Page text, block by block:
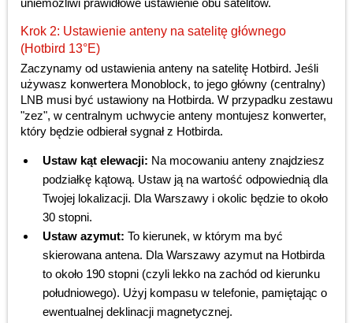
uniemożliwi prawidłowe ustawienie obu satelitów.
Krok 2: Ustawienie anteny na satelitę głównego
(Hotbird 13°E)
Zaczynamy od ustawienia anteny na satelitę Hotbird. Jeśli
używasz konwertera Monoblock, to jego główny (centralny)
LNB musi być ustawiony na Hotbirda. W przypadku zestawu
"zez", w centralnym uchwycie anteny montujesz konwerter,
który będzie odbierał sygnał z Hotbirda.
Ustaw kąt elewacji: Na mocowaniu anteny znajdziesz
podziałkę kątową. Ustaw ją na wartość odpowiednią dla
Twojej lokalizacji. Dla Warszawy i okolic będzie to około
30 stopni.
Ustaw azymut: To kierunek, w którym ma być
skierowana antena. Dla Warszawy azymut na Hotbirda
to około 190 stopni (czyli lekko na zachód od kierunku
południowego). Użyj kompasu w telefonie, pamiętając o
ewentualnej deklinacji magnetycznej.